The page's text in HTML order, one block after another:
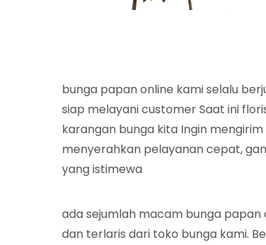
bunga papan online kami selalu
siap melayani customer Saat ini
karangan bunga kita Ingin
menyerahkan pelayanan cepat,
yang istimewa
ada sejumlah macam bunga
dan terlaris dari toko bunga kami.